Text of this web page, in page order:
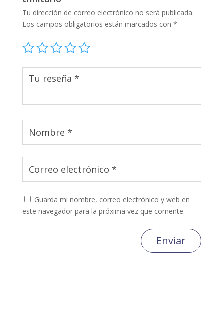
Tu dirección de correo electrónico no será publicada.
Los campos obligatorios están marcados con *
Guarda mi nombre, correo electrónico y web en
este navegador para la próxima vez que comente.
Enviar